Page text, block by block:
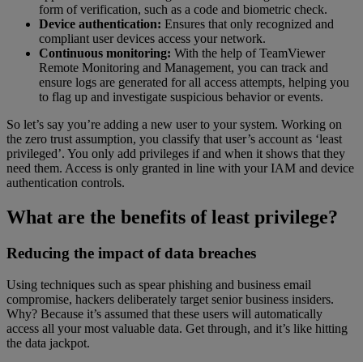
form of verification, such as a code and biometric check.
Device authentication: Ensures that only recognized and
compliant user devices access your network.
Continuous monitoring: With the help of TeamViewer
Remote Monitoring and Management, you can track and
ensure logs are generated for all access attempts, helping you
to flag up and investigate suspicious behavior or events.
So let’s say you’re adding a new user to your system. Working on
the zero trust assumption, you classify that user’s account as ‘least
privileged’. You only add privileges if and when it shows that they
need them. Access is only granted in line with your IAM and device
authentication controls.
What are the benefits of least privilege?
Reducing the impact of data breaches
Using techniques such as spear phishing and business email
compromise, hackers deliberately target senior business insiders.
Why? Because it’s assumed that these users will automatically
access all your most valuable data. Get through, and it’s like hitting
the data jackpot.